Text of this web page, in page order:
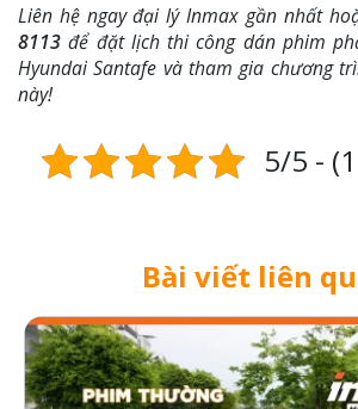
Liên hệ ngay đại lý Inmax gần nhất
8113 để đặt lịch thi công dán phim
Hyundai Santafe và tham gia chương
này!
5/5 -
Bài viết liên